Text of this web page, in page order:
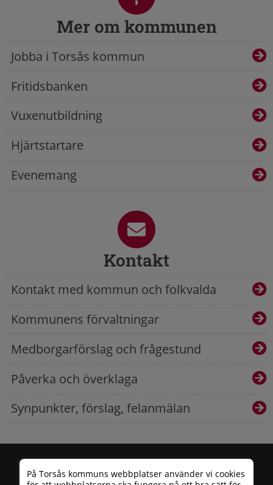
På Torsås kommuns webbplatser använder vi cookies
Mer om kommunen
Jobba i Torsås kommun
Fritidsbanken
Vuxenutbildning
Hjärtstartare
Evenemang
Kontakt
Kontakt med kommun och folkvalda
Kommunens förvaltningar
Medborgarförslag och frågestund
Påverka och överklaga
Synpunkter, förslag, felanmälan